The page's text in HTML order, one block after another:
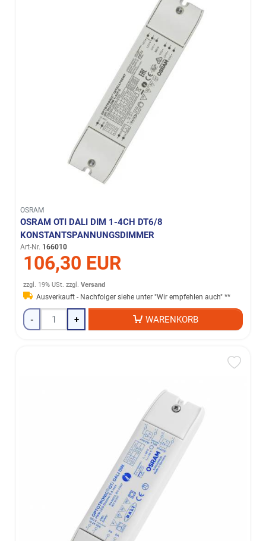
OSRAM
OSRAM OTI DALI DIM 1-4CH DT6/8
KONSTANTSPANNUNGSDIMMER
Art-Nr. 166010
106,30 EUR
zzgl. 19% USt. zzgl.Versand
Ausverkauft - Nachfolger siehe unter "Wir empfehlen auch" **
- + WARENKORB